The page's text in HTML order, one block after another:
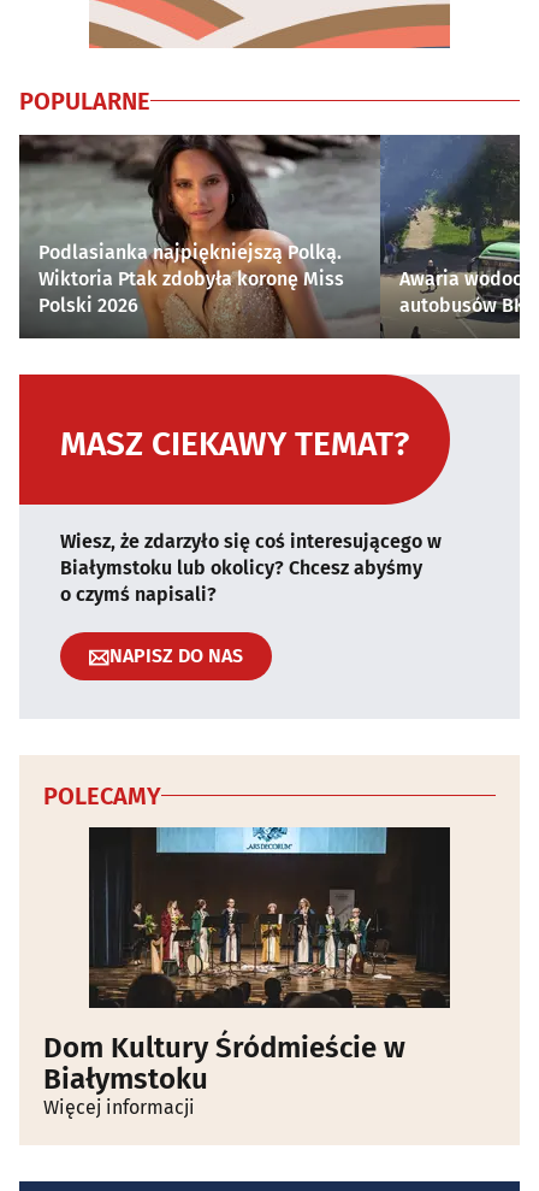
POPULARNE
Podlasianka najpiękniejszą Polką.
Wiktoria Ptak zdobyła koronę Miss
Polski 2026
Awaria
autobusów
MASZ CIEKAWY TEMAT?
Wiesz, że zdarzyło się coś interesującego w
Białymstoku lub okolicy? Chcesz abyśmy
o czymś napisali?
NAPISZ DO NAS
POLECAMY
Dom Kultury Śródmieście w
Białymstoku
Więcej informacji